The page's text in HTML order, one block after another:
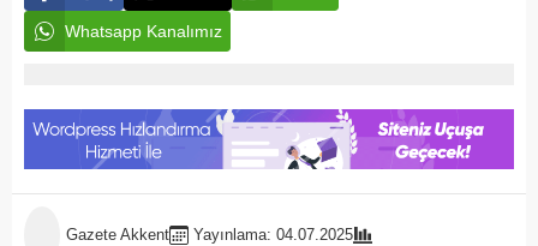
Whatsapp Kanalımız
Gazete Akkent Yayınlama: 04.07.2025